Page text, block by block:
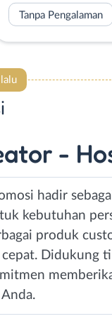
Tanpa Pengalaman
-
hadir
kebutuhan
produk
Didukung